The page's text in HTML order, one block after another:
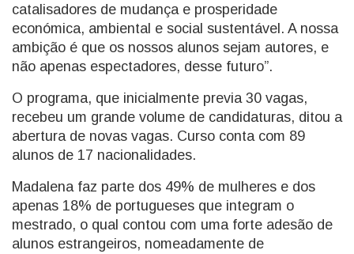
catalisadores de mudança e prosperidade
económica, ambiental e social sustentável. A nossa
ambição é que os nossos alunos sejam autores, e
não apenas espectadores, desse futuro”.
O programa, que inicialmente previa 30 vagas,
recebeu um grande volume de candidaturas, ditou a
abertura de novas vagas. Curso conta com 89
alunos de 17 nacionalidades.
Madalena faz parte dos 49% de mulheres e dos
apenas 18% de portugueses que integram o
mestrado, o qual contou com uma forte adesão de
alunos estrangeiros, nomeadamente de